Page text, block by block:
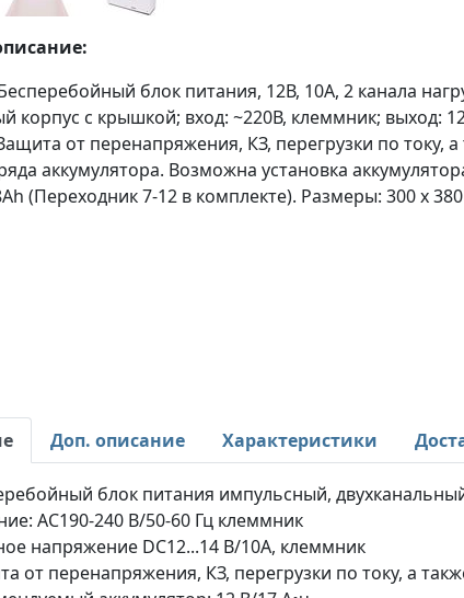
блок питания, 12В, 10А, 2 канала
корпус с крышкой; вход: ~220В, клеммник; выход:
от перенапряжения, КЗ, перегрузки по току,
аккумулятора. Возможна установка
(Переходник 7-12 в комплекте). Размеры: 300 х
Доп. описание Характеристики
блок питания импульсный,
AC190-240 В/50-60 Гц клеммник
напряжение DC12...14 В/10A, клеммник
от перенапряжения, КЗ, перегрузки по току, а